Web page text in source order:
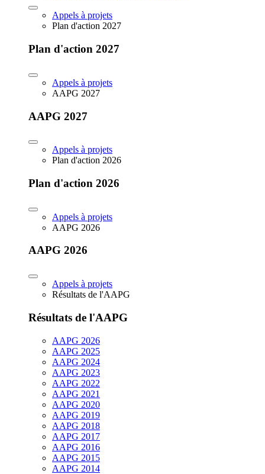
Appels à projets
Plan d'action 2027
Plan d'action 2027
Appels à projets
AAPG 2027
AAPG 2027
Appels à projets
Plan d'action 2026
Plan d'action 2026
Appels à projets
AAPG 2026
AAPG 2026
Appels à projets
Résultats de l'AAPG
Résultats de l'AAPG
AAPG 2026
AAPG 2025
AAPG 2024
AAPG 2023
AAPG 2022
AAPG 2021
AAPG 2020
AAPG 2019
AAPG 2018
AAPG 2017
AAPG 2016
AAPG 2015
AAPG 2014